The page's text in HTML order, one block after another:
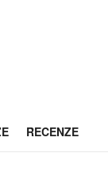
RECENZE